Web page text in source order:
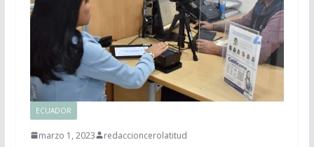
ECUADOR
marzo 1, 2023 redaccioncerolatitud